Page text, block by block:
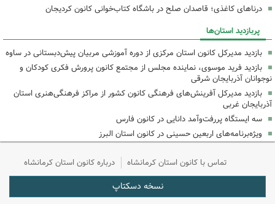
درناهای کاغذی؛ قاصدان صلح در باشگاه کتاب‌خوانی کانون کردیجان
پربازدید استان‌ها
بازدید مدیرکل کانون استان مرکزی از دوره آموزشی مربیان پیش‌دبستانی در ساوه
بازدید فرید موسوی، نماینده مجلس از مجتمع کانون پرورش فکری کودکان و
نوجوانان آذربایجان شرقی
بازدید مدیرکل آفرینش‌های فرهنگی کانون کشور از مراکز فرهنگی‌هنری استان
آذربایجان غربی
سه ایستگاه پررفت‌وآمد دانایی در کانون فارس
ویژه‌برنامه‌های اربعین حسینی در کانون استان البرز
تماس با کانون استان کرمانشاه درباره کانون استان کرمانشاه
نسخه دسکتاپ